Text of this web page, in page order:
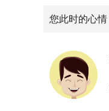
您此时的心情